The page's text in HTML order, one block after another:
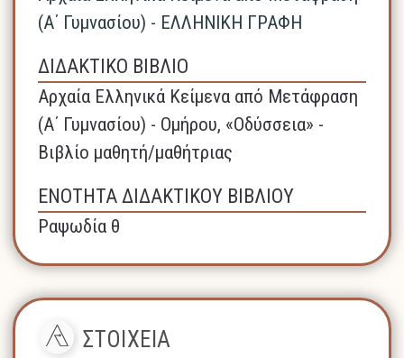
(Α΄ Γυμνασίου) - ΕΛΛΗΝΙΚΗ ΓΡΑΦΗ
ΔΙΔΑΚΤΙΚΟ ΒΙΒΛΙΟ
Αρχαία Ελληνικά Κείμενα από Μετάφραση
(Α΄ Γυμνασίου) - Ομήρου, «Οδύσσεια» -
Βιβλίο μαθητή/μαθήτριας
ΕΝΟΤΗΤΑ ΔΙΔΑΚΤΙΚΟΥ ΒΙΒΛΙΟΥ
Ραψωδία θ
ΣΤΟΙΧΕΙΑ